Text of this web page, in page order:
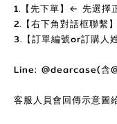
1.【先下單】← 先選擇
2.【右下角對話框聯繫
3.【訂單編號or訂購人
Line: @dearcase(含
客服人員會回傳示意圖